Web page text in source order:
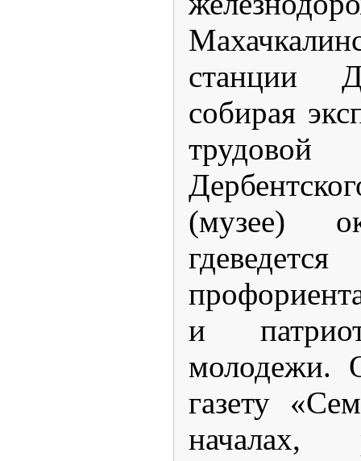
станции
собирая
(музее)
и
молодежи.
газету
началах,